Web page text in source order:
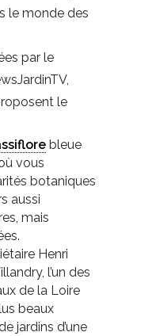
le monde des
par le
le
bleue
vous
botaniques
aussi
mais
Henri
l’un des
de la Loire
beaux
jardins d’une